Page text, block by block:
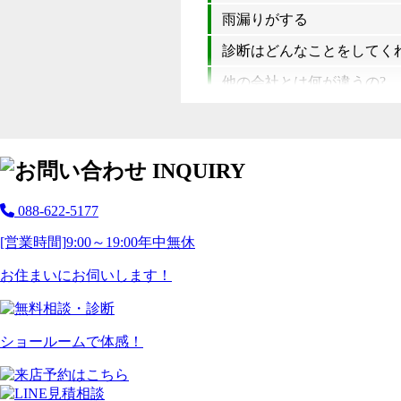
雨漏りがする
診断はどんなことをしてく
他の会社とは何が違うの?
088-622-5177
[営業時間]9:00～19:00年中無休
お住まいにお伺いします！
ショールームで体感！